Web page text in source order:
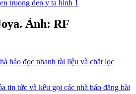
Ảnh: RF
báo đọc nhanh tài liệu và chắt lọc
tin tức và kêu gọi các nhà báo đăng bài